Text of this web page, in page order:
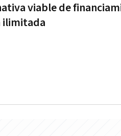
viable de
ilimitada